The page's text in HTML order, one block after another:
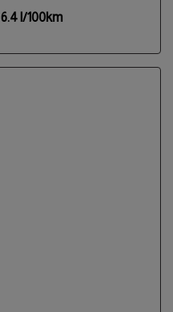
6.4 l/100km